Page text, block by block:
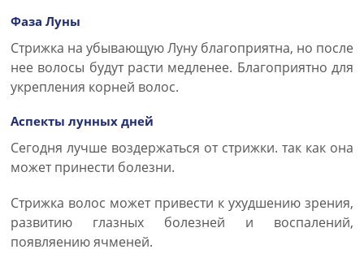
Фаза Луны
Стрижка на убывающую Луну благоприятна, но после
нее волосы будут расти медленее. Благоприятно для
укрепления корней волос.
Аспекты лунных дней
Сегодня лучше воздержаться от стрижки. так как она
может принести болезни.
Стрижка волос может привести к ухудшению зрения,
развитию глазных болезней и воспалений,
появляению ячменей.